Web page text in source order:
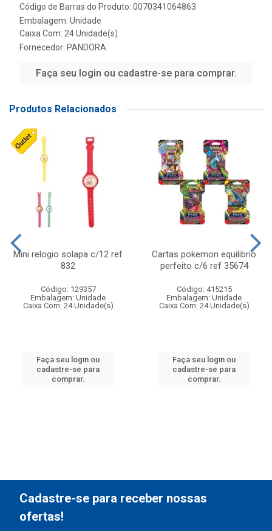
Código de Barras do Produto: 0070341064863
Embalagem: Unidade
Caixa Com: 24 Unidade(s)
Fornecedor: PANDORA
Faça seu login ou cadastre-se para comprar.
Produtos Relacionados
Mini relogio solapa c/12 ref
832
Código: 129357
Embalagem: Unidade
Caixa Com: 24 Unidade(s)
Faça seu login ou
cadastre-se para
comprar.
Cartas pokemon equilibrio
perfeito c/6 ref 35674
Código: 415215
Embalagem: Unidade
Caixa Com: 24 Unidade(s)
Faça seu login ou
cadastre-se para
comprar.
Cadastre-se para receber nossas
ofertas!